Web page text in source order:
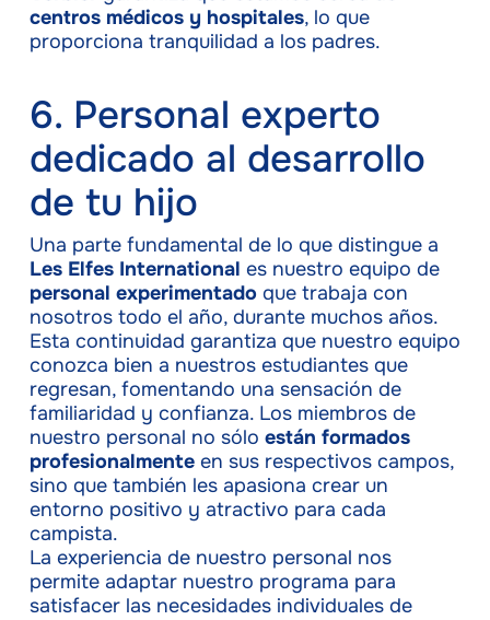
centros médicos y hospitales, lo que
proporciona tranquilidad a los padres.
6. Personal experto
dedicado al desarrollo
de tu hijo
Una parte fundamental de lo que distingue a
Les Elfes International es nuestro equipo de
personal experimentadoque trabaja con
nosotros todo el año, durante muchos años.
Esta continuidad garantiza que nuestro equipo
conozca bien a nuestros estudiantes que
regresan, fomentando una sensación de
familiaridad y confianza. Los miembros de
nuestro personal no sólo están formados
profesionalmenteen sus respectivos campos,
sino que también les apasiona crear un
entorno positivo y atractivo para cada
campista.
La experiencia de nuestro personal nos
permite adaptar nuestro programa para
satisfacer las necesidades individuales de